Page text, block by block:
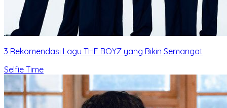
3 Rekomendasi Lagu THE BOYZ yang Bikin Semangat
Selfie Time